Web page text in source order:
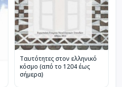
Ταυτότητες στον ελληνικό
κόσμο (από το 1204 έως
σήμερα)